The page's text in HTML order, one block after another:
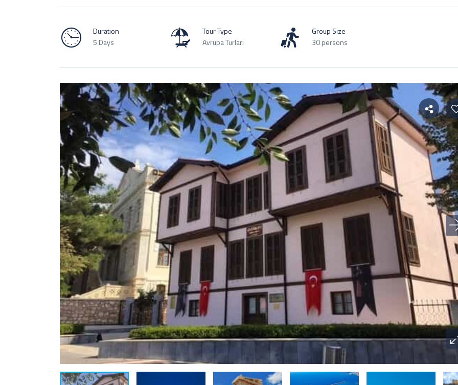
Duration
5 Days
Tour Type
Avrupa Turları
Group Size
30 persons